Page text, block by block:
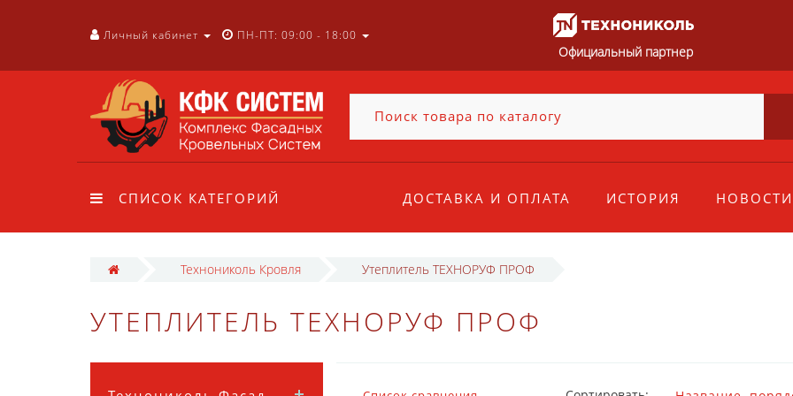
Личный кабинет ПН-ПТ: 09:00 - 18:00
Официальный партнер
СПИСОК КАТЕГОРИЙ ДОСТАВКА И ОПЛАТА ИСТОРИЯ НОВОСТИ
Технониколь Кровля Утеплитель ТЕХНОРУФ ПРОФ
УТЕПЛИТЕЛЬ ТЕХНОРУФ ПРОФ